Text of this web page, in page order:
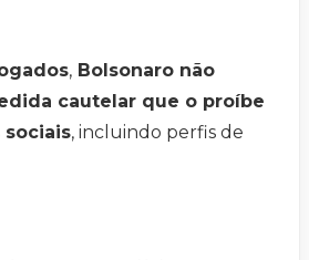
, Bolsonaro não
cautelar que o proíbe
sociais, incluindo perfis de